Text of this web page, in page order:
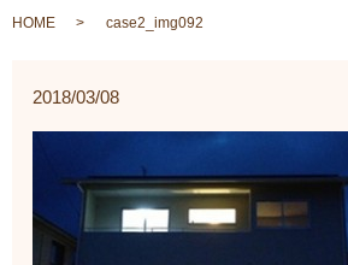
HOME case2_img092
2018/03/08